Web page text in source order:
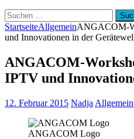
Suchen
nach:
StartseiteAllgemeinANGACOM-
und Innovationen in der
ANGACOM-
IPTV und
12. Februar 2015 Nadja Allgemein
ANGACOM Logo